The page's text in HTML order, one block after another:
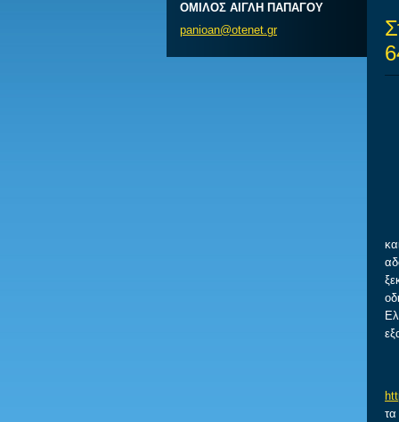
ΟΜΙΛΟΣ ΑΙΓΛΗ ΠΑΠΑΓΟΥ
panioan@otenet.gr